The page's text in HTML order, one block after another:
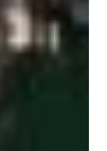
land van de
onderdak aan
van rust en
van alle
een